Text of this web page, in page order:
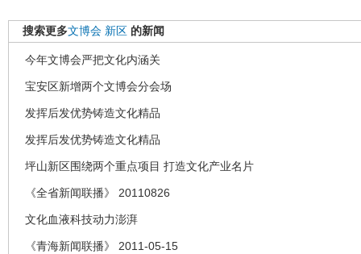
搜索更多文博会 新区 的新闻
今年文博会严把文化内涵关
宝安区新增两个文博会分会场
发挥后发优势铸造文化精品
发挥后发优势铸造文化精品
坪山新区围绕两个重点项目 打造文化产业名片
《全省新闻联播》 20110826
文化血液科技动力澎湃
《青海新闻联播》 2011-05-15